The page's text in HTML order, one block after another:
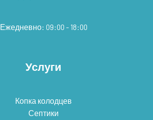
Ежедневно: 09:00 - 18:00
Услуги
Копка колодцев
Септики